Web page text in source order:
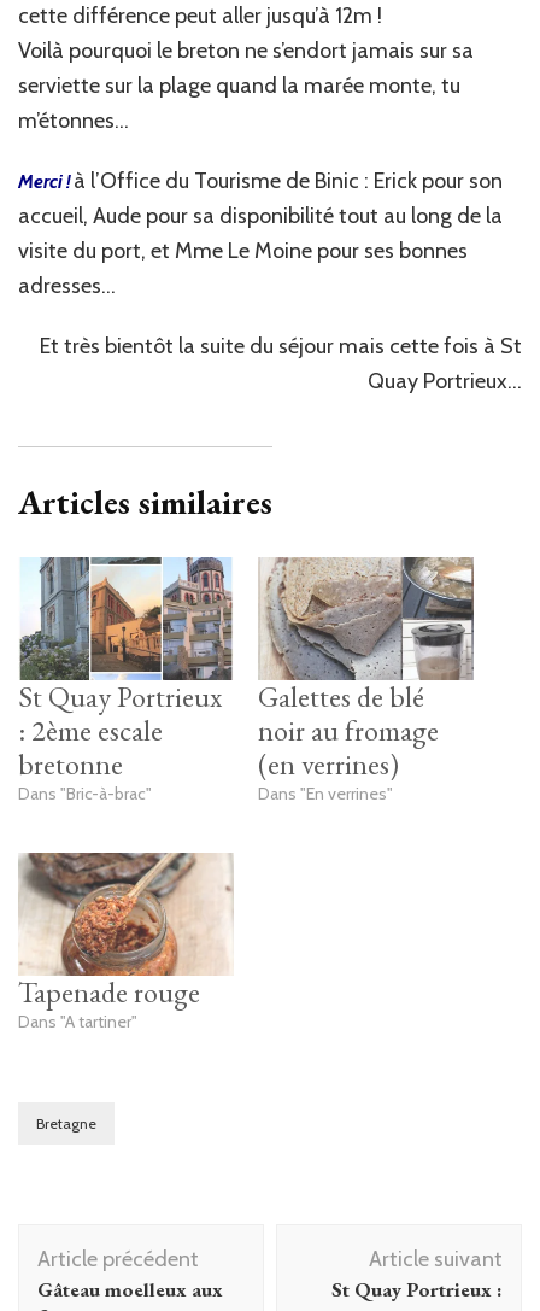
cette différence peut aller jusqu’à 12m !
Voilà pourquoi le breton ne s’endort jamais sur sa
serviette sur la plage quand la marée monte, tu
m’étonnes…
Merci ! à l’Office du Tourisme de Binic : Erick pour son
accueil, Aude pour sa disponibilité tout au long de la
visite du port, et Mme Le Moine pour ses bonnes
adresses…
Et très bientôt la suite du séjour mais cette fois à St
Quay Portrieux…
Articles similaires
St Quay Portrieux
: 2ème escale
bretonne
Dans "Bric-à-brac"
Galettes de blé
noir au fromage
(en verrines)
Dans "En verrines"
Tapenade rouge
Dans "A tartiner"
Bretagne
Navigation
d'article
Article précédent
Gâteau moelleux aux
Article suivant
St Quay Portrieux :